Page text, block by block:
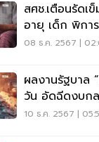
สศช.เตือนรัดเ
อายุ เด็ก พิกา
ทรุด
08 ธ.ค. 2567 |
ผลงานรัฐบาล
วัน อัดฉีดงบก
ล้าน
10 ธ.ค. 2567 |